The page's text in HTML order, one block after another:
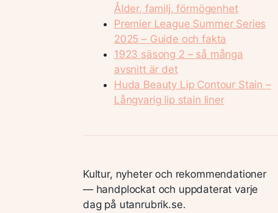
Ålder, familj, förmögenhet
Premier League Summer Series
2025 – Guide och fakta
1923 säsong 2 – så många
avsnitt är det
Huda Beauty Lip Contour Stain –
Långvarig lip stain liner
Kultur, nyheter och rekommendationer
— handplockat och uppdaterat varje
dag på utanrubrik.se.